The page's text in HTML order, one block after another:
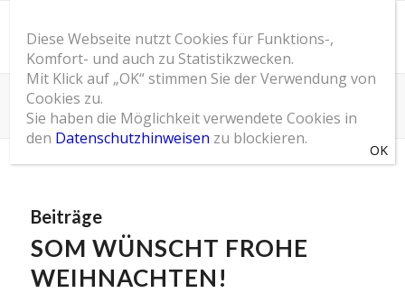
Schlagwortarchiv für: 2015
Du bist hier: Startseite / SOM Blog / 2015
Beiträge
SOM WÜNSCHT FROHE
WEIHNACHTEN!
Diese Webseite nutzt Cookies für Funktions-,
Komfort- und auch zu Statistikzwecken.
Mit Klick auf „OK“ stimmen Sie der Verwendung von
Cookies zu.
Sie haben die Möglichkeit verwendete Cookies in
den Datenschutzhinweisen zu blockieren.